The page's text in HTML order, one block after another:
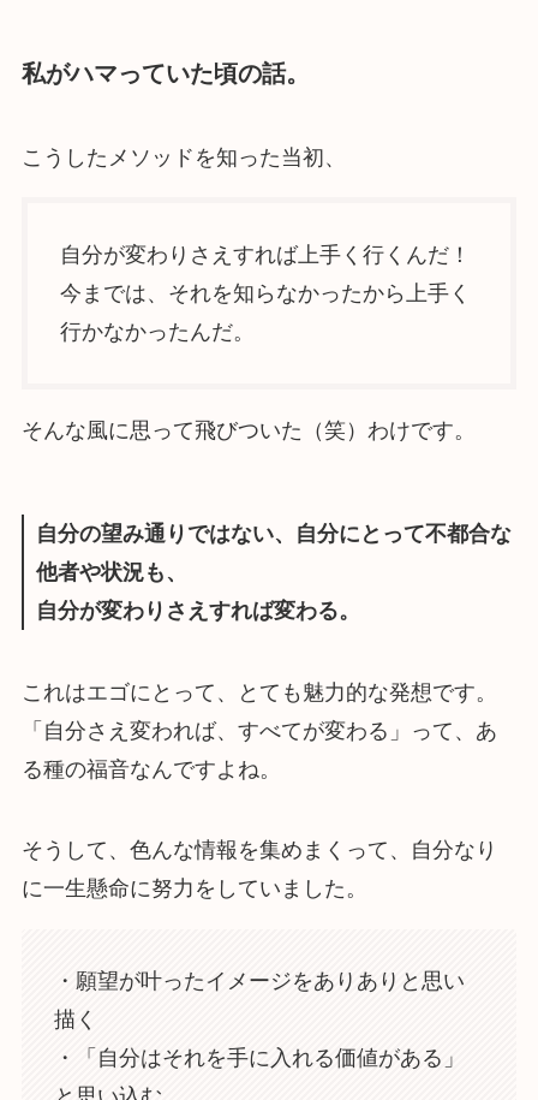
私がハマっていた頃の話。
こうしたメソッドを知った当初、
自分が変わりさえすれば上手く行くんだ！
今までは、それを知らなかったから上手く
行かなかったんだ。
そんな風に思って飛びついた（笑）わけです。
自分の望み通りではない、自分にとって不都合な
他者や状況も、
自分が変わりさえすれば変わる。
これはエゴにとって、とても魅力的な発想です。
「自分さえ変われば、すべてが変わる」って、あ
る種の福音なんですよね。
そうして、色んな情報を集めまくって、自分なり
に一生懸命に努力をしていました。
・願望が叶ったイメージをありありと思い
描く
・「自分はそれを手に入れる価値がある」